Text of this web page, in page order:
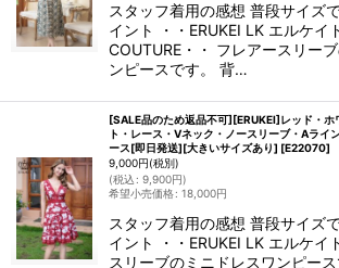
スタッフ着用の感想 普段サイズ
イント ・・ERUKEI LK エルケイ
COUTURE・・ フレアースリー
ンピースです。 背…
[SALE品のため返品不可][ERUKEI]レッド・ホ
ト・レース・Vネック・ノースリーブ・Aライ
ース[即日発送][大きいサイズあり] [E22070]
9,000円(税別)
(税込: 9,900円)
希望小売価格: 18,000円
スタッフ着用の感想 普段サイズ
イント ・・ERUKEI LK エルケイ
スリーブのミニドレスワンピー